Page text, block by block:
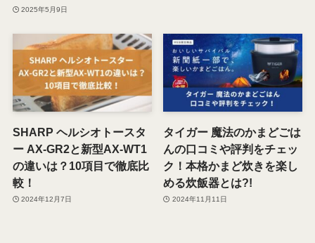
2025年5月9日
SHARP ヘルシオトースタ
ー AX-GR2と新型AX-WT1
の違いは？10項目で徹底比
較！
2024年12月7日
タイガー 魔法のかまどごは
んの口コミや評判をチェッ
ク！本格かまど炊きを楽し
める炊飯器とは?!
2024年11月11日